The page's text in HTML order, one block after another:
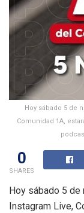
Hoy sábado 5 de
Comunidad 1A,
0
SHARES
Hoy sábado 5 de
Instagram Live,